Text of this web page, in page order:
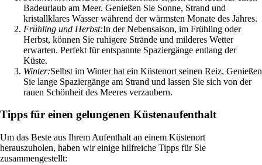
Badeurlaub am Meer. Genießen Sie Sonne, Strand und
kristallklares Wasser während der wärmsten Monate des Jahres.
Frühling und Herbst:In der Nebensaison, im Frühling oder
Herbst, können Sie ruhigere Strände und milderes Wetter
erwarten. Perfekt für entspannte Spaziergänge entlang der
Küste.
Winter:Selbst im Winter hat ein Küstenort seinen Reiz. Genießen
Sie lange Spaziergänge am Strand und lassen Sie sich von der
rauen Schönheit des Meeres verzaubern.
Tipps für einen gelungenen Küstenaufenthalt
Um das Beste aus Ihrem Aufenthalt an einem Küstenort
herauszuholen, haben wir einige hilfreiche Tipps für Sie
zusammengestellt: